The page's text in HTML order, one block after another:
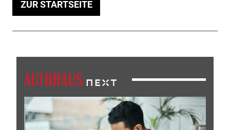
ZUR STARTSEITE